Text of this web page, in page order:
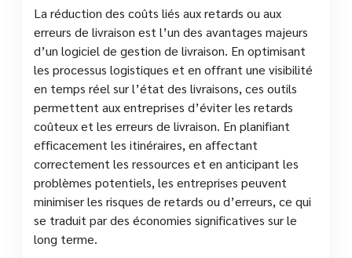
La réduction des coûts liés aux retards ou aux
erreurs de livraison est l’un des avantages majeurs
d’un logiciel de gestion de livraison. En optimisant
les processus logistiques et en offrant une visibilité
en temps réel sur l’état des livraisons, ces outils
permettent aux entreprises d’éviter les retards
coûteux et les erreurs de livraison. En planifiant
efficacement les itinéraires, en affectant
correctement les ressources et en anticipant les
problèmes potentiels, les entreprises peuvent
minimiser les risques de retards ou d’erreurs, ce qui
se traduit par des économies significatives sur le
long terme.